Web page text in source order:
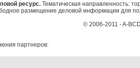
ресурс. Тематическая направленность:
размещение деловой информации для
© 2006-2011 - A-
партнеров: